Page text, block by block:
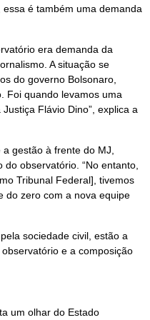
é também uma demanda
era demanda da
A situação se
do governo Bolsonaro,
Foi quando levamos uma
Flávio Dino”, explica a
gestão à frente do MJ,
observatório. “No entanto,
Tribunal Federal], tivemos
do zero com a nova equipe
sociedade civil, estão a
e a composição
um olhar do Estado